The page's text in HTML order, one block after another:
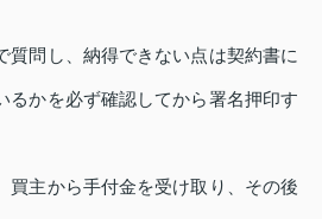
質問し、納得できない点は契約書に
るかを必ず確認してから署名押印す
買主から手付金を受け取り、その後